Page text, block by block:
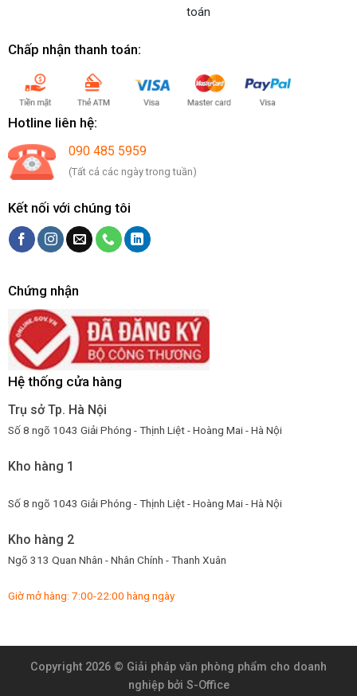
toán
Chấp nhận thanh toán:
Hotline liên hệ:
090 485 5959
(Tất cả các ngày trong tuần)
Kết nối với chúng tôi
Chứng nhận
Hệ thống cửa hàng
Trụ sở Tp. Hà Nội
Số 8 ngõ 1043 Giải Phóng - Thịnh Liệt - Hoàng Mai - Hà Nội
Kho hàng 1
Số 8 ngõ 1043 Giải Phóng - Thịnh Liệt - Hoàng Mai - Hà Nội
Kho hàng 2
Ngõ 313 Quan Nhân - Nhân Chính - Thanh Xuân
Giờ mở hàng: 7:00-22:00 hàng ngày
Copyright 2026 © Giải pháp văn phòng phẩm cho doanh
nghiệpbởi S-Office